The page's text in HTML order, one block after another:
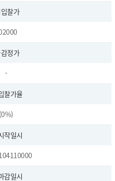
찰가
정가
-
찰가율
(0%)
작일시
감일시